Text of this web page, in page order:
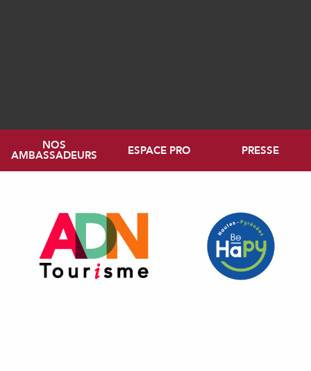
NOS
AMBASSADEURS ESPACE PRO PRESSE